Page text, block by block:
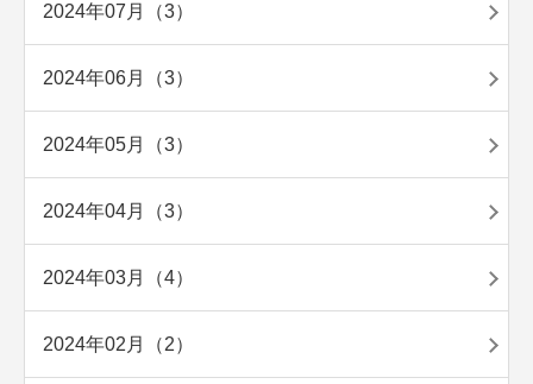
2024年07月（3）
2024年06月（3）
2024年05月（3）
2024年04月（3）
2024年03月（4）
2024年02月（2）